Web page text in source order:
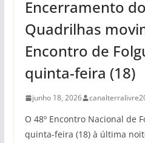
Encerramento
Quadrilhas
Encontro de
quinta-feira (18)
junho 18, 2026
O 48º Encontro Nacional de
quinta-feira (18) à última